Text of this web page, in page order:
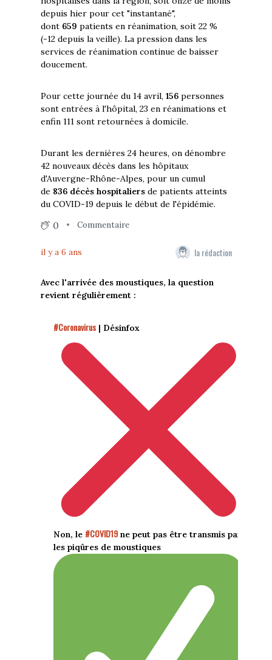
depuis hier pour cet "instantané",
dont 659 patients en réanimation, soit 22 %
(-12 depuis la veille). La pression dans les
services de réanimation continue de baisser
doucement.
Pour cette journée du 14 avril, 156personnes
sont entrées à l'hôpital, 23 en réanimations et
enfin 111 sont retournées à domicile.
Durant les dernières 24 heures, on dénombre
42 nouveaux décès dans les hôpitaux
d'Auvergne-Rhône-Alpes, pour un cumul
de 836 décès hospitaliersde patients atteints
du COVID-19 depuis le début de l'épidémie.
0 Commentaire
il y a 6 ans la rédaction
Avec l'arrivée des moustiques, la question
revient régulièrement :
#Coronavirus| Désinfox
Non, le #COVID19ne peut pas être transmis par
les piqûres de moustiques